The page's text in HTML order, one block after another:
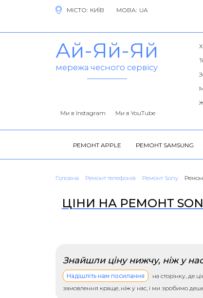
МІСТО: МОВА:
Ай-Яй-Яй
мережа чесного сервісу
Ми в Instagram Ми в YouTube
РЕМОНТ APPLE РЕМОНТ SAMSUNG
Головна Ремонт телефонів Ремонт Sony
ЦІНИ НА РЕМОНТ
Знайшли ціну нижчу, ніж у
Надішліть нам посилання
на сторінку, де
замовлення краще, ніж у нас, і ми зробимо